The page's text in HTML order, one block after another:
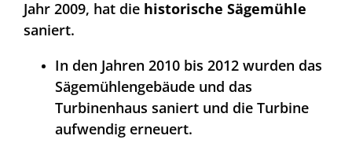
Jahr 2009, hat die historische Sägemühle
saniert.
In den Jahren 2010 bis 2012 wurden das
Sägemühlengebäude und das
Turbinenhaus saniert und die Turbine
aufwendig erneuert.